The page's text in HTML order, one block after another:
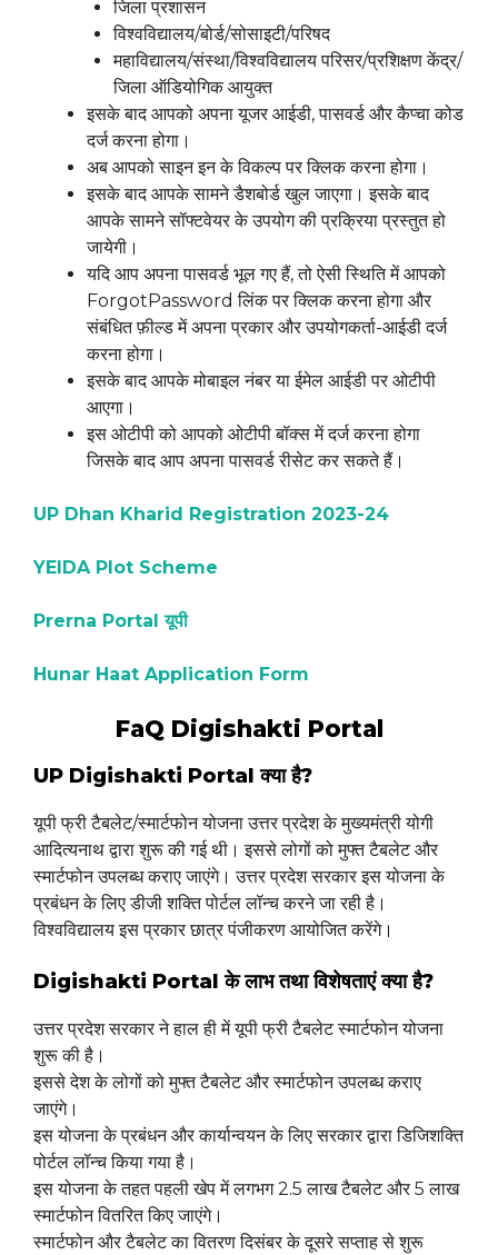
जिला प्रशासन
विश्वविद्यालय/बोर्ड/सोसाइटी/परिषद
महाविद्यालय/संस्था/विश्वविद्यालय परिसर/प्रशिक्षण केंद्र/
जिला ऑडियोगिक आयुक्त
इसके बाद आपको अपना यूजर आईडी, पासवर्ड और कैप्चा कोड
दर्ज करना होगा।
अब आपको साइन इन के विकल्प पर क्लिक करना होगा।
इसके बाद आपके सामने डैशबोर्ड खुल जाएगा। इसके बाद
आपके सामने सॉफ्टवेयर के उपयोग की प्रक्रिया प्रस्तुत हो
जायेगी।
यदि आप अपना पासवर्ड भूल गए हैं, तो ऐसी स्थिति में आपको
ForgotPassword लिंक पर क्लिक करना होगा और
संबंधित फ़ील्ड में अपना प्रकार और उपयोगकर्ता-आईडी दर्ज
करना होगा।
इसके बाद आपके मोबाइल नंबर या ईमेल आईडी पर ओटीपी
आएगा।
इस ओटीपी को आपको ओटीपी बॉक्स में दर्ज करना होगा
जिसके बाद आप अपना पासवर्ड रीसेट कर सकते हैं।
UP Dhan Kharid Registration 2023-24
YEIDA Plot Scheme
Prerna Portal यूपी
Hunar Haat Application Form
FaQ Digishakti Portal
UP Digishakti Portal क्या है?
यूपी फ्री टैबलेट/स्मार्टफोन योजना उत्तर प्रदेश के मुख्यमंत्री योगी
आदित्यनाथ द्वारा शुरू की गई थी। इससे लोगों को मुफ्त टैबलेट और
स्मार्टफोन उपलब्ध कराए जाएंगे। उत्तर प्रदेश सरकार इस योजना के
प्रबंधन के लिए डीजी शक्ति पोर्टल लॉन्च करने जा रही है।
विश्वविद्यालय इस प्रकार छात्र पंजीकरण आयोजित करेंगे।
Digishakti Portal के लाभ तथा विशेषताएं क्या है?
उत्तर प्रदेश सरकार ने हाल ही में यूपी फ्री टैबलेट स्मार्टफोन योजना
शुरू की है।
इससे देश के लोगों को मुफ्त टैबलेट और स्मार्टफोन उपलब्ध कराए
जाएंगे।
इस योजना के प्रबंधन और कार्यान्वयन के लिए सरकार द्वारा डिजिशक्ति
पोर्टल लॉन्च किया गया है।
इस योजना के तहत पहली खेप में लगभग 2.5 लाख टैबलेट और 5 लाख
स्मार्टफोन वितरित किए जाएंगे।
स्मार्टफोन और टैबलेट का वितरण दिसंबर के दूसरे सप्ताह से शुरू